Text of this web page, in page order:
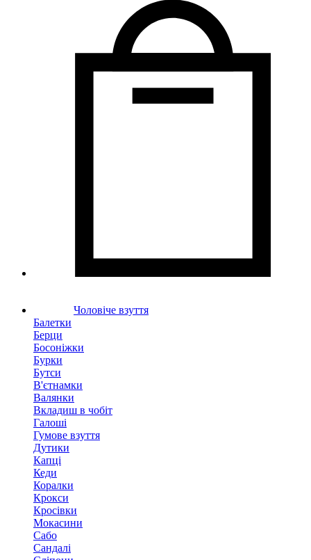
Чоловіче взуття
Балетки
Берци
Босоніжки
Бурки
Бутси
В'єтнамки
Валянки
Вкладиш в чобіт
Галоші
Гумове взуття
Дутики
Капці
Кеди
Коралки
Крокси
Кросівки
Мокасини
Сабо
Сандалі